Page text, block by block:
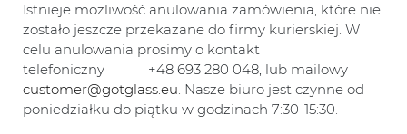
Istnieje możliwość anulowania zamówienia, które nie
zostało jeszcze przekazane do firmy kurierskiej. W
celu anulowania prosimy o kontakt
telefoniczny +48 693 280 048, lub mailowy
customer@gotglass.eu. Nasze biuro jest czynne od
poniedziałku do piątku w godzinach 7:30-15:30.